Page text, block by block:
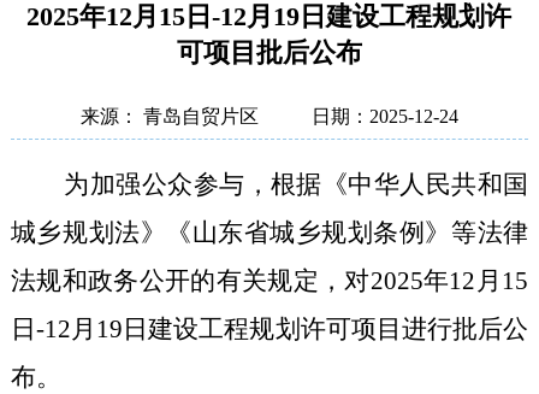
2025年12月15日-12月19日建设工程规划许
可项目批后公布
来源： 青岛自贸片区 日期：2025-12-24
为加强公众参与，根据《中华人民共和国
城乡规划法》《山东省城乡规划条例》等法律
法规和政务公开的有关规定，对2025年12月15
日-12月19日建设工程规划许可项目进行批后公
布。